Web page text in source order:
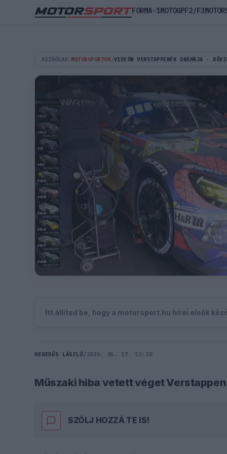
KEZDŐLAP MOTORSPORTOK VIDEÓN VERSTAPPENÉK DRÁMÁJA -
Itt állítsd be, hogy a motorsport.hu hírei elsők
HEGEDŰS LÁSZLÓ/ 2026. 05. 17. 12:20
Műszaki hiba vetett véget
SZÓLJ HOZZÁ TE IS!
FORMA-1MOTOGPF2/F3